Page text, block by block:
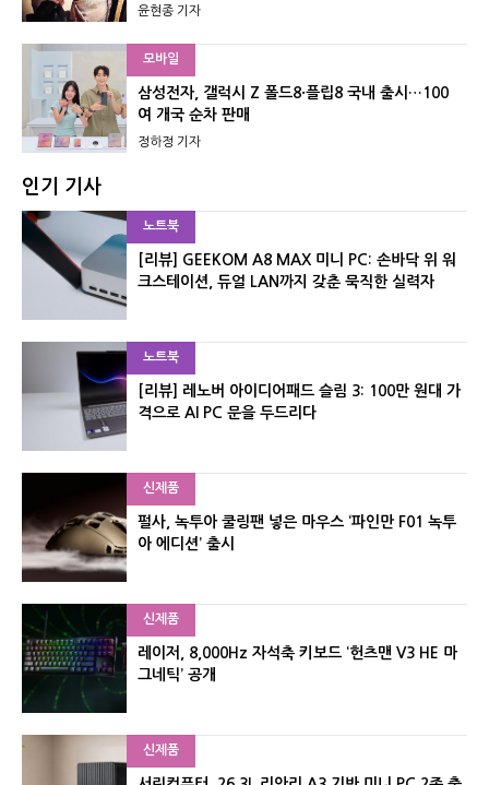
윤현종 기자
모바일
삼성전자, 갤럭시 Z 폴드8·플립8 국내 출시…100
여 개국 순차 판매
정하정 기자
인기 기사
노트북
[리뷰] GEEKOM A8 MAX 미니 PC: 손바닥 위 워
크스테이션, 듀얼 LAN까지 갖춘 묵직한 실력자
노트북
[리뷰] 레노버 아이디어패드 슬림 3: 100만 원대 가
격으로 AI PC 문을 두드리다
신제품
펄사, 녹투아 쿨링팬 넣은 마우스 ‘파인만 F01 녹투
아 에디션’ 출시
신제품
레이저, 8,000Hz 자석축 키보드 ‘헌츠맨 V3 HE 마
그네틱’ 공개
신제품